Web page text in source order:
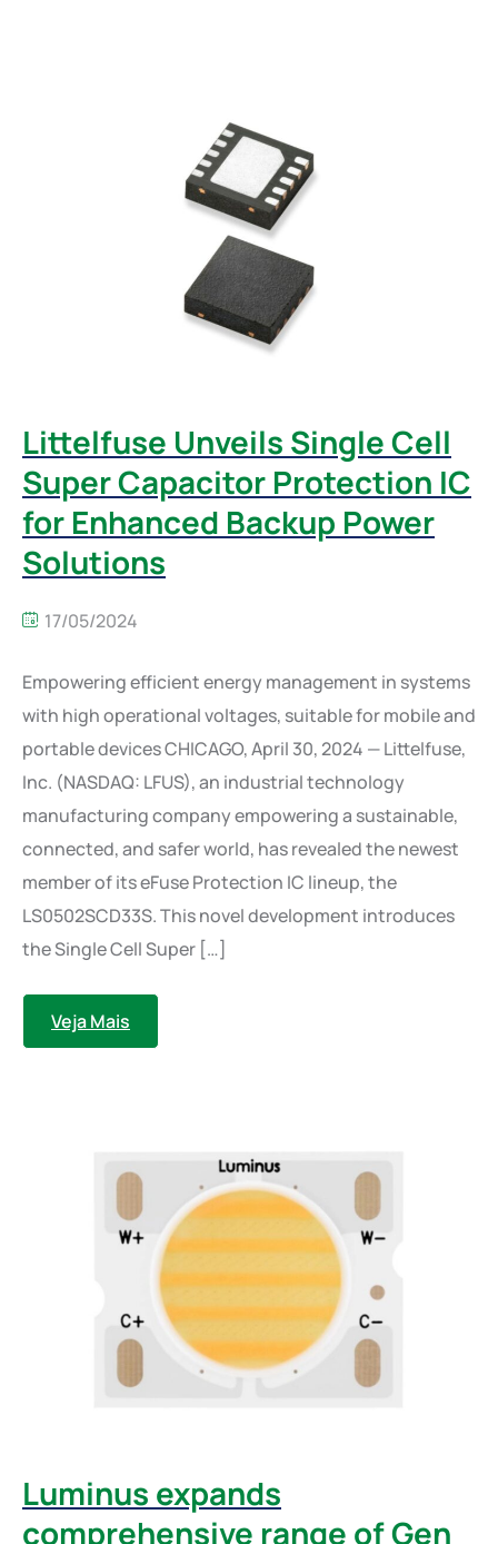
Littelfuse Unveils Single Cell
Super Capacitor Protection IC
for Enhanced Backup Power
Solutions
17/05/2024
Empowering efficient energy management in systems
with high operational voltages, suitable for mobile and
portable devices CHICAGO, April 30, 2024 — Littelfuse,
Inc. (NASDAQ: LFUS), an industrial technology
manufacturing company empowering a sustainable,
connected, and safer world, has revealed the newest
member of its eFuse Protection IC lineup, the
LS0502SCD33S. This novel development introduces
the Single Cell Super […]
Veja Mais
Luminus expands
comprehensive range of Gen